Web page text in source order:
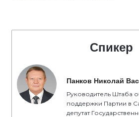
Спикер
Панков Николай
Руководитель Штаба
поддержки Партии в
депутат